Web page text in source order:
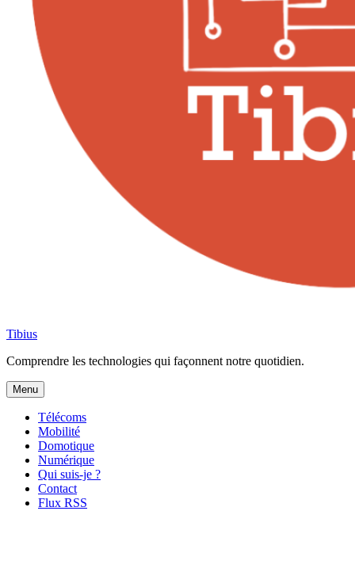
Tibius
Comprendre les technologies qui façonnent notre quotidien.
Menu
Télécoms
Mobilité
Domotique
Numérique
Qui suis-je ?
Contact
Flux RSS